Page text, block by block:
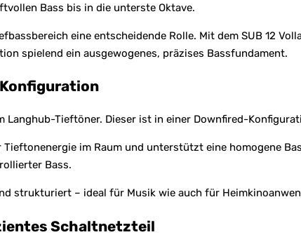
Bass bis in die unterste Oktave.
eine entscheidende Rolle. Mit dem SUB 12
spielend ein ausgewogenes, präzises Bassfundament.
Langhub-Tieftöner. Dieser ist in einer Downfired-
im Raum und unterstützt eine homogene
Bass.
strukturiert – ideal für Musik wie auch für
Schaltnetzteil